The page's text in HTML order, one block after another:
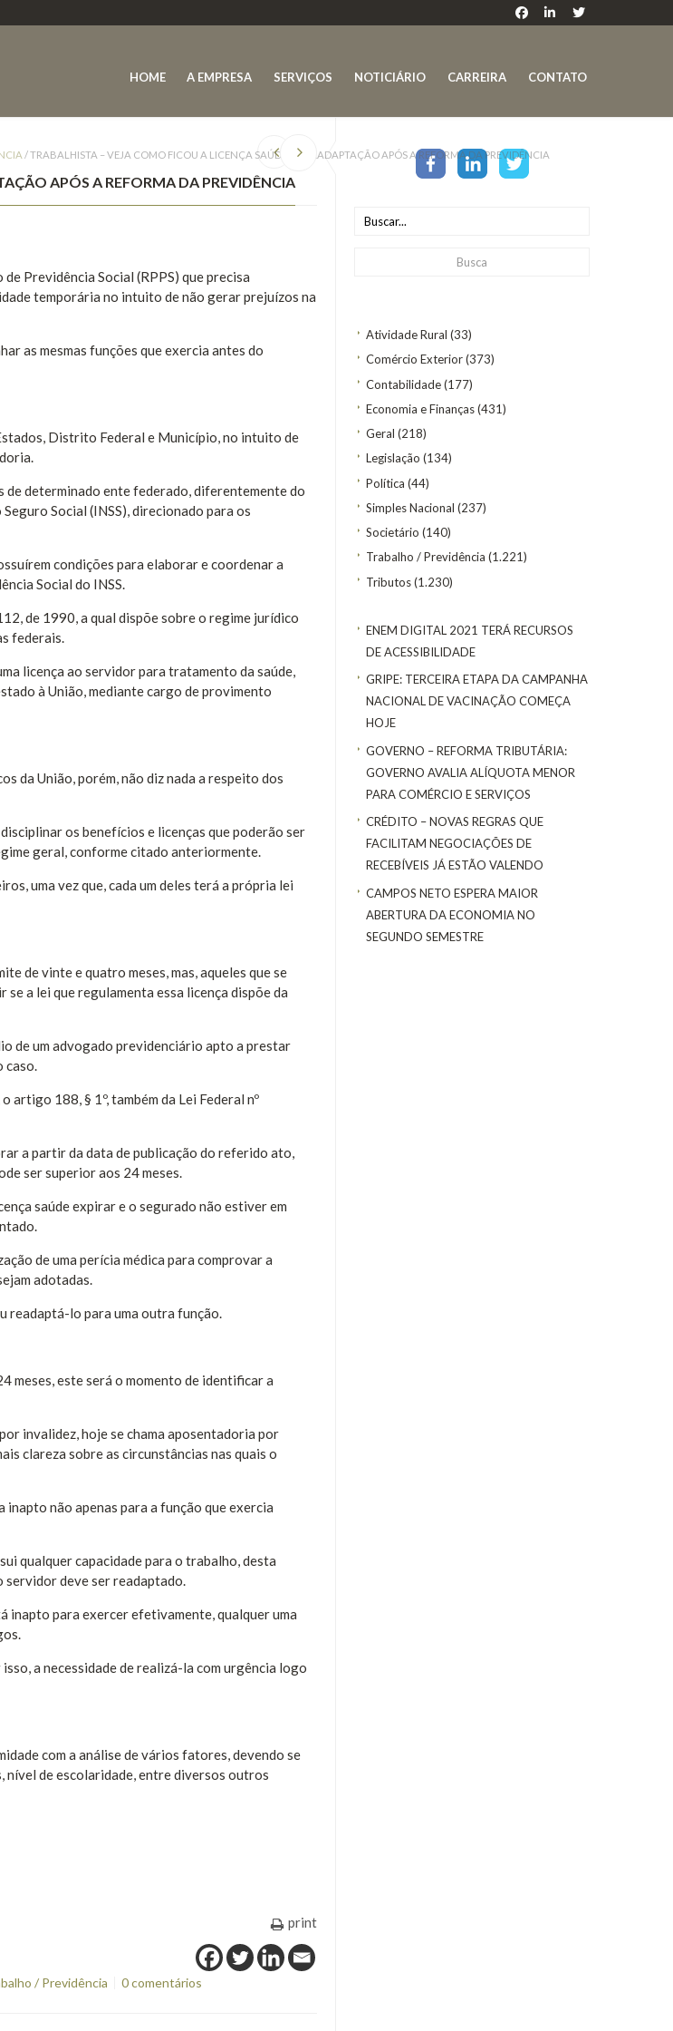
HOME A EMPRESA SERVIÇOS NOTICIÁRIO CARREIRA CONTATO
Atividade Rural (33)
Comércio Exterior(373)
Contabilidade(177)
Economia e Finanças(431)
Geral (218)
Legislação (134)
Política (44)
Simples Nacional (237)
Societário (140)
Trabalho / Previdência (1.221)
Tributos(1.230)
ENEM DIGITAL 2021 TERÁ RECURSOS
DE ACESSIBILIDADE
GRIPE: TERCEIRA ETAPA DA CAMPANHA
NACIONAL DE VACINAÇÃO COMEÇA
HOJE
GOVERNO – REFORMA TRIBUTÁRIA:
GOVERNO AVALIA ALÍQUOTA MENOR
PARA COMÉRCIO E SERVIÇOS
CRÉDITO – NOVAS REGRAS QUE
FACILITAM NEGOCIAÇÕES DE
RECEBÍVEIS JÁ ESTÃO VALENDO
CAMPOS NETO ESPERA MAIOR
ABERTURA DA ECONOMIA NO
SEGUNDO SEMESTRE
/TRABALHISTA – VEJA COMO FICOU A LICENÇA SAÚDE E A READAPTAÇÃO APÓS A REFORMA DA PREVIDÊNCIA
APÓS A REFORMA DA PREVIDÊNCIA
Previdência Social (RPPS) que precisa
temporária no intuito de não gerar prejuízos na
as mesmas funções que exercia antes do
Distrito Federal e Município, no intuito de
determinado ente federado, diferentemente do
Social (INSS), direcionado para os
condições para elaborar e coordenar a
Social do INSS.
de 1990, a qual dispõe sobre o regime jurídico
federais.
licença ao servidor para tratamento da saúde,
à União, mediante cargo de provimento
da União, porém, não diz nada a respeito dos
os benefícios e licenças que poderão ser
geral, conforme citado anteriormente.
uma vez que, cada um deles terá a própria lei
de vinte e quatro meses, mas, aqueles que se
a lei que regulamenta essa licença dispõe da
de um advogado previdenciário apto a prestar
caso.
artigo 188, § 1º, também da Lei Federal nº
a partir da data de publicação do referido ato,
ser superior aos 24 meses.
saúde expirar e o segurado não estiver em
de uma perícia médica para comprovar a
adotadas.
readaptá-lo para uma outra função.
meses, este será o momento de identificar a
invalidez, hoje se chama aposentadoria por
clareza sobre as circunstâncias nas quais o
não apenas para a função que exercia
qualquer capacidade para o trabalho, desta
servidor deve ser readaptado.
inapto para exercer efetivamente, qualquer uma
a necessidade de realizá-la com urgência logo
com a análise de vários fatores, devendo se
de escolaridade, entre diversos outros
print
/ Previdência 0 comentários